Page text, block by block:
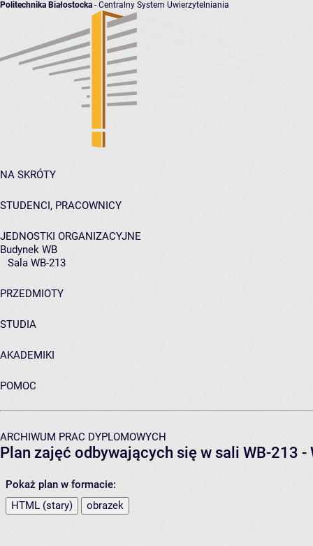
Politechnika Białostocka - Centralny System Uwierzytelniania
NA SKRÓTY
STUDENCI, PRACOWNICY
JEDNOSTKI ORGANIZACYJNE
Budynek WB
Sala WB-213
PRZEDMIOTY
STUDIA
AKADEMIKI
POMOC
ARCHIWUM PRAC DYPLOMOWYCH
Plan zajęć odbywających się w sali WB-213
Pokaż plan w formacie:
HTML (stary)
obrazek